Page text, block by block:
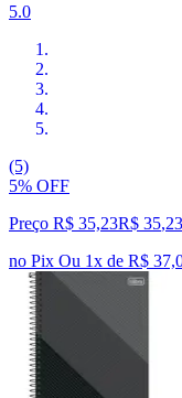
5.0
(5)
5% OFF
Preço R$ 35,23R$ 35,23
no Pix Ou 1x de R$